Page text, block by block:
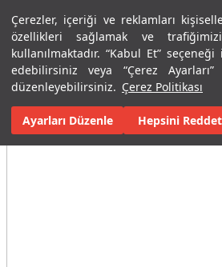
Çerezler, içeriği ve reklamları
özellikleri sağlamak ve
kullanılmaktadır. “Kabul Et”
edebilirsiniz veya “Çerez
düzenleyebilirsiniz. Çerez Politikası
Ayarları Düzenle Hepsini Reddet
Menü
Ana Sayfa Karolar Porselen Plaka ve
Tüm Görseller(2)